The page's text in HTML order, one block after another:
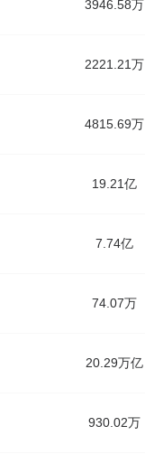
3946.58万
2221.21万
4815.69万
19.21亿
7.74亿
74.07万
20.29万亿
930.02万